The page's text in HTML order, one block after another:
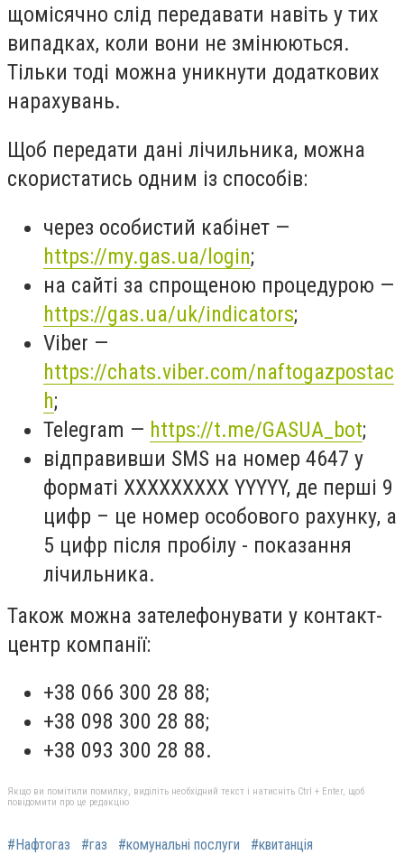
щомісячно слід передавати навіть у тих
випадках, коли вони не змінюються.
Тільки тоді можна уникнути додаткових
нарахувань.
Щоб передати дані лічильника, можна
скористатись одним із способів:
через особистий кабінет —
https://my.gas.ua/login;
на сайті за спрощеною процедурою —
https://gas.ua/uk/indicators;
Viber —
https://chats.viber.com/naftogazpostac
h;
Telegram — https://t.me/GASUA_bot;
відправивши SMS на номер 4647 у
форматі XXXXXXXXX YYYYY, де перші 9
цифр – це номер особового рахунку, а
5 цифр після пробілу - показання
лічильника.
Також можна зателефонувати у контакт-
центр компанії:
+38 066 300 28 88;
+38 098 300 28 88;
+38 093 300 28 88.
Якщо ви помітили помилку, виділіть необхідний текст і натисніть Ctrl + Enter, щоб
повідомити про це редакцію
#Нафтогаз #газ #комунальні послуги #квитанція